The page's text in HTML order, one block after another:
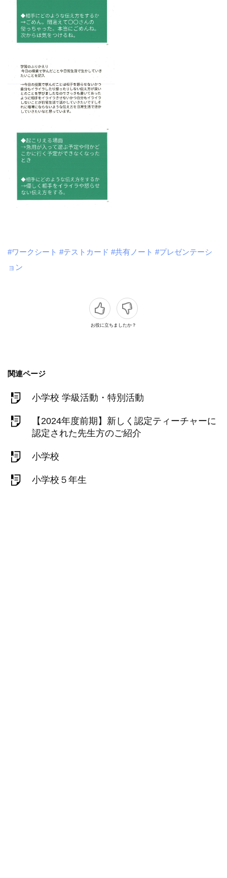
#ワークシート #テストカード #共有ノート #プレゼンテーシ
ョン
お役に立ちましたか？
関連ページ
小学校 学級活動・特別活動
【2024年度前期】新しく認定ティーチャーに
認定された先生方のご紹介
小学校
小学校５年生